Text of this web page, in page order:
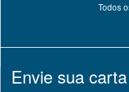
Todos
Envie sua carta